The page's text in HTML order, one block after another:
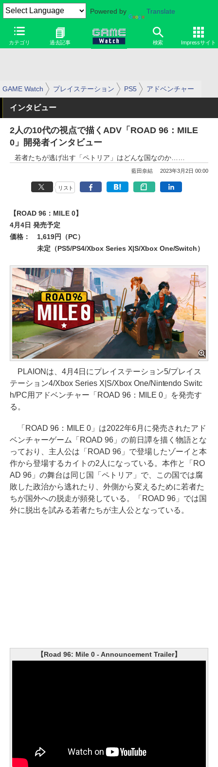
Powered by Translate
カテゴリ 過去記事 検索 Impressサイト
GAME Watch プレイステーション PS5 アドベンチャー
インタビュー
2人の10代の視点で描くADV「ROAD 96：MILE
0」開発者インタビュー
若者たちが逃げ出す「ペトリア」はどんな国なのか……
藍田奈結 2023年3月2日 00:00
リスト
【ROAD 96：MILE 0】
4月4日 発売予定
価格：
1,619円（PC）
未定（PS5/PS4/Xbox Series X|S/Xbox One/Switch）
PLAIONは、4月4日にプレイステーション5/プレイス
テーション4/Xbox Series X|S/Xbox One/Nintendo Switc
h/PC用アドベンチャー「ROAD 96：MILE 0」を発売す
る。
「ROAD 96：MILE 0」は2022年6月に発売されたアド
ベンチャーゲーム「ROAD 96」の前日譚を描く物語とな
っており、主人公は「ROAD 96」で登場したゾーイと本
作から登場するカイトの2人になっている。本作と「RO
AD 96」の舞台は同じ国「ペトリア」で、この国では腐
敗した政治から逃れたり、外側から変えるために若者た
ちが国外への脱走が頻発している。「ROAD 96」では国
外に脱出を試みる若者たちが主人公となっている。
【Road 96: Mile 0 - Announcement Trailer】